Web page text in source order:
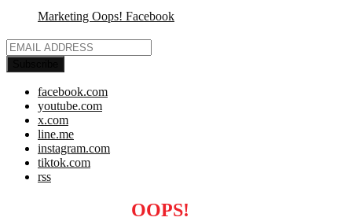
Marketing Oops! Facebook
facebook.com
youtube.com
x.com
line.me
instagram.com
tiktok.com
rss
OOPS!